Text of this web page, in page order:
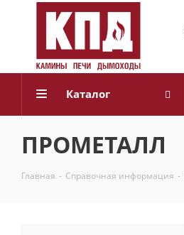
Каталог
ПРОМЕТАЛЛ
Главная - Справочная информация -